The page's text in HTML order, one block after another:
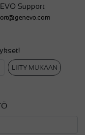
Support
LIITY MUKAAN